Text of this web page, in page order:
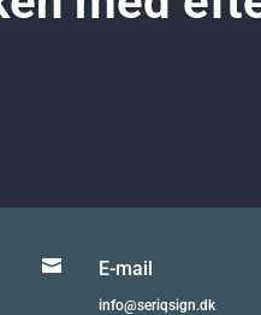
 E-mail
info@seriqsign.dk